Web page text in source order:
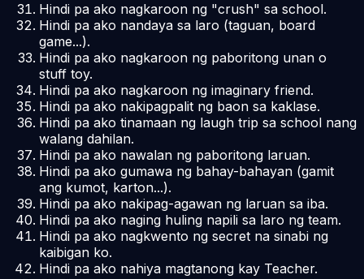
Hindi pa ako nagkaroon ng "crush" sa school.
Hindi pa ako nandaya sa laro (taguan, board
game...).
Hindi pa ako nagkaroon ng paboritong unan o
stuff toy.
Hindi pa ako nagkaroon ng imaginary friend.
Hindi pa ako nakipagpalit ng baon sa kaklase.
Hindi pa ako tinamaan ng laugh trip sa school nang
walang dahilan.
Hindi pa ako nawalan ng paboritong laruan.
Hindi pa ako gumawa ng bahay-bahayan (gamit
ang kumot, karton...).
Hindi pa ako nakipag-agawan ng laruan sa iba.
Hindi pa ako naging huling napili sa laro ng team.
Hindi pa ako nagkwento ng secret na sinabi ng
kaibigan ko.
Hindi pa ako nahiya magtanong kay Teacher.